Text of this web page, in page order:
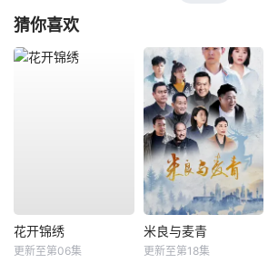
猜你喜欢
花开锦绣
更新至第06集
米良与麦青
更新至第18集